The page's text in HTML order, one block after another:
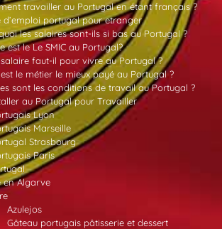
travailler au Portugal en étant français ?
d’emploi portugal pour etranger
les salaires sont-ils si bas au Portugal ?
est le Le SMIC au Portugal?
faut-il pour vivre au Portugal ?
le métier le mieux payé au Portugal ?
sont les conditions de travail au Portugal ?
au Portugal pour Travailler
Lyon
Marseille
Strasbourg
Paris
en Algarve
Azulejos
Gâteau portugais pâtisserie et dessert